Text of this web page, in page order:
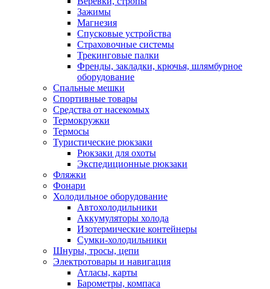
Зажимы
Магнезия
Спусковые устройства
Страховочные системы
Трекинговые палки
Френды, закладки, крючья, шлямбурное
оборудование
Спальные мешки
Спортивные товары
Средства от насекомых
Термокружки
Термосы
Туристические рюкзаки
Рюкзаки для охоты
Экспедиционные рюкзаки
Фляжки
Фонари
Холодильное оборудование
Автохолодильники
Аккумуляторы холода
Изотермические контейнеры
Сумки-холодильники
Шнуры, тросы, цепи
Электротовары и навигация
Атласы, карты
Барометры, компаса